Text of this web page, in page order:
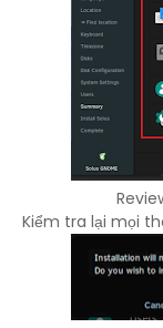
Kiểm tra lại mọi